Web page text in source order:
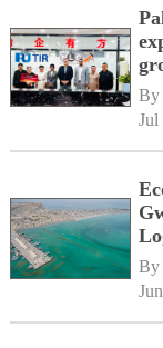
By
Jul
By